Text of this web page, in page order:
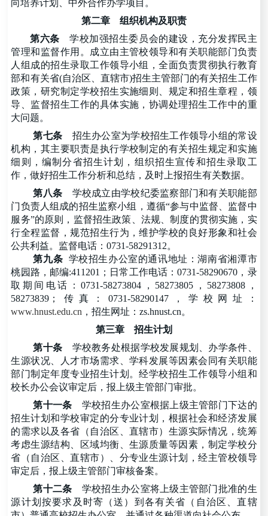
向培养计划、中外合作办学项目。
第二章组织机构及职责
第六条学校加强招生委员会的建设，充分发挥民主
管理和监督作用。成立由主管校领导和有关职能部门负责
人组成的招生录取工作领导小组，全面负责贯彻执行教育
部和有关省(自治区、直辖市)招生主管部门的有关招生工作
政策，研究制定学校招生实施细则、规定和招生章程，领
导、监督招生工作的具体实施，协调处理招生工作中的重
大问题。
第七条 招生办公室为学校招生工作领导小组的常设
机构，其主要职责是执行学校制定的有关招生规定和实施
细则，编制分省招生计划，组织招生宣传和招生录取工
作，做好招生工作分析和总结，及时上报招生有关数据。
第八条 学校成立由学校纪委监察部门和有关职能部
门负责人组成的招生监察小组，遵循“参与中监督、监督中
服务”的原则，监督招生政策、法规、制度的贯彻实施，实
行全程监督，规范招生行为，维护学校的良好形象和社会
公共利益。监督电话：0731-58291312。
第九条 学校招生办公室的通讯地址：湖南省湘潭市
桃园路，邮编:411201；日常工作电话：0731-58290670，录
取期间电话：0731-58273804，58273805，58273808，
58273839；传真：0731-58290147，学校网址：
www.hnust.edu.cn ，招生网址：zs.hnust.cn。
第三章招生计划
第十条 学校教务处根据学校发展规划、办学条件、
生源状况、人才市场需求、学科发展等因素会同有关职能
部门制定年度专业招生计划。经学校招生工作领导小组和
校长办公会议审定后，报上级主管部门审批。
第十一条 学校招生办公室根据上级主管部门下达的
招生计划和学校审定的分专业计划，根据社会和经济发展
的需求以及各省（自治区、直辖市）生源实际情况，统筹
考虑生源结构、区域均衡、生源质量等因素，制定学校分
省（自治区、直辖市）、分专业生源计划，经主管校领导
审定后，报上级主管部门审核备案。
第十二条 学校招生办公室将上级主管部门批准的生
源计划按要求及时寄（送）到各有关省（自治区、直辖